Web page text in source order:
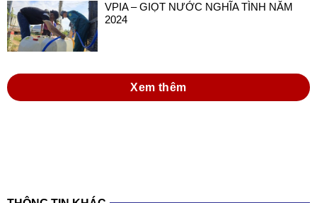
VPIA – GIỌT NƯỚC NGHĨA TÌNH NĂM
2024
Xem thêm